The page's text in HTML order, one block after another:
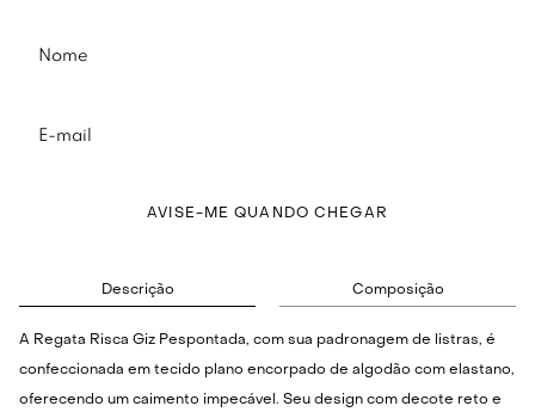
AVISE-ME QUANDO CHEGAR
Descrição Composição
A Regata Risca Giz Pespontada, com sua padronagem de listras, é
confeccionada em tecido plano encorpado de algodão com elastano,
oferecendo um caimento impecável. Seu design com decote reto e